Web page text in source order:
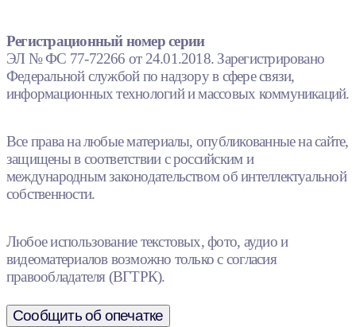
Регистрационный номер серии
ЭЛ № ФС 77-72266 от 24.01.2018. Зарегистрировано
Федеральной службой по надзору в сфере связи,
информационных технологий и массовых коммуникаций.
Все права на любые материалы, опубликованные на сайте,
защищены в соответствии с российским и
международным законодательством об интеллектуальной
собственности.
Любое использование текстовых, фото, аудио и
видеоматериалов возможно только с согласия
правообладателя (ВГТРК).
Сообщить об опечатке